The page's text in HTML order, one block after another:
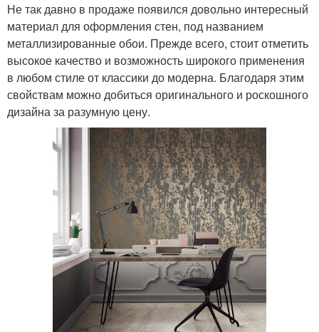
Не так давно в продаже появился довольно интересный
материал для оформления стен, под названием
металлизированные обои. Прежде всего, стоит отметить
высокое качество и возможность широкого применения
в любом стиле от классики до модерна. Благодаря этим
свойствам можно добиться оригинального и роскошного
дизайна за разумную цену.